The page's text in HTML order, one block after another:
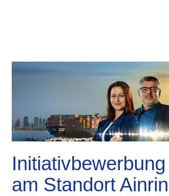
am Standort